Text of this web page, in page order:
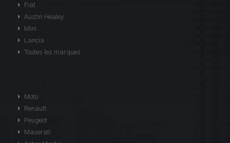
Fiat
Austin Healey
Mini
Lancia
Toutes les marques
Moto
Renault
Peugeot
Maserati